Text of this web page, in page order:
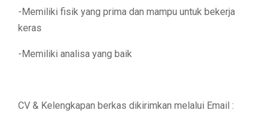
-Memiliki fisik yang prima dan mampu untuk bekerja
keras
-Memiliki analisa yang baik
CV & Kelengkapan berkas dikirimkan melalui Email :